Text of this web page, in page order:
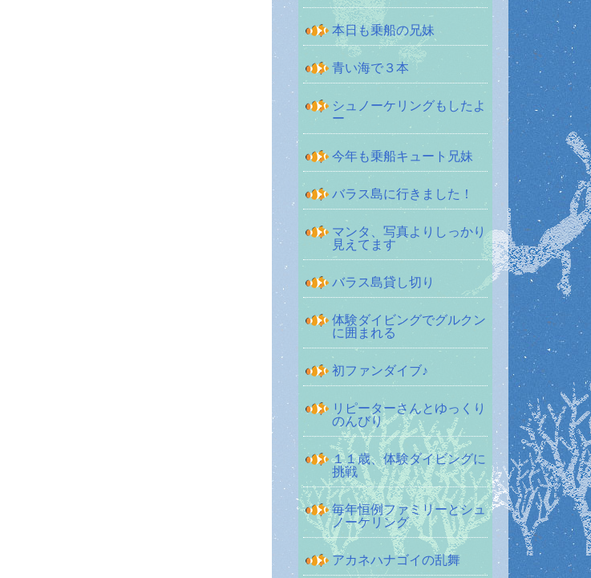
本日も乗船の兄妹
青い海で３本
シュノーケリングもしたよ
ー
今年も乗船キュート兄妹
バラス島に行きました！
マンタ、写真よりしっかり
見えてます
バラス島貸し切り
体験ダイビングでグルクン
に囲まれる
初ファンダイブ♪
リピーターさんとゆっくり
のんびり
１１歳、体験ダイビングに
挑戦
毎年恒例ファミリーとシュ
ノーケリング
アカネハナゴイの乱舞